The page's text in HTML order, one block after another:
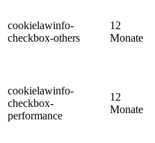
cookielawinfo-
checkbox-others
12
Monate
cookielawinfo-
checkbox-
performance
12
Monate